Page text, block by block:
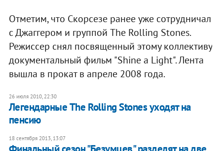
Отметим, что Скорсезе ранее уже сотрудничал
с Джаггером и группой The Rolling Stones.
Режиссер снял посвященный этому коллективу
документальный фильм "Shine a Light". Лента
вышла в прокат в апреле 2008 года.
26 июля 2010, 22:30
Легендарные The Rolling Stones уходят на
пенсию
18 сентября 2013, 13:07